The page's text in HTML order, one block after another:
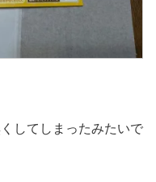
してしまったみたいで